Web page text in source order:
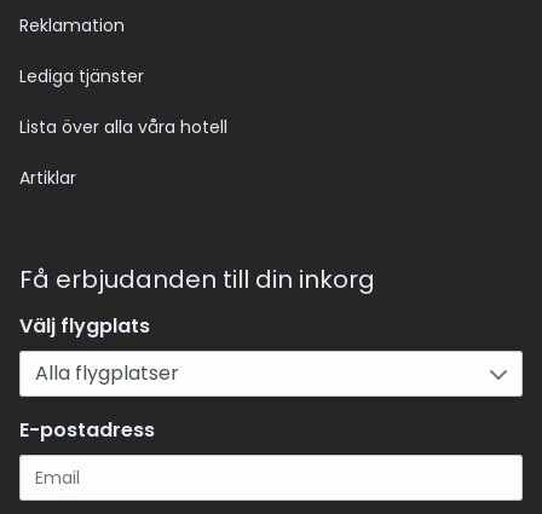
Reklamation
Lediga tjänster
Lista över alla våra hotell
Artiklar
Få erbjudanden till din inkorg
Välj flygplats
E-postadress